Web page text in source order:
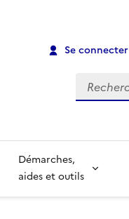
Se connecter
Recherche
Démarches,
aides et outils